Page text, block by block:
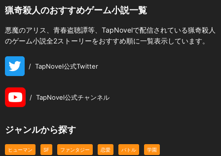
猟奇殺人のおすすめゲーム小説一覧
悪魔のアリス、青春盗聴譚等、TapNovelで配信されている猟奇殺人
のゲーム小説全2ストーリーをおすすめ順に一覧表示しています。
/ TapNovel公式Twitter
/ TapNovel公式チャンネル
ジャンルから探す
ヒューマン SF ファンタジー 恋愛 バトル 学園